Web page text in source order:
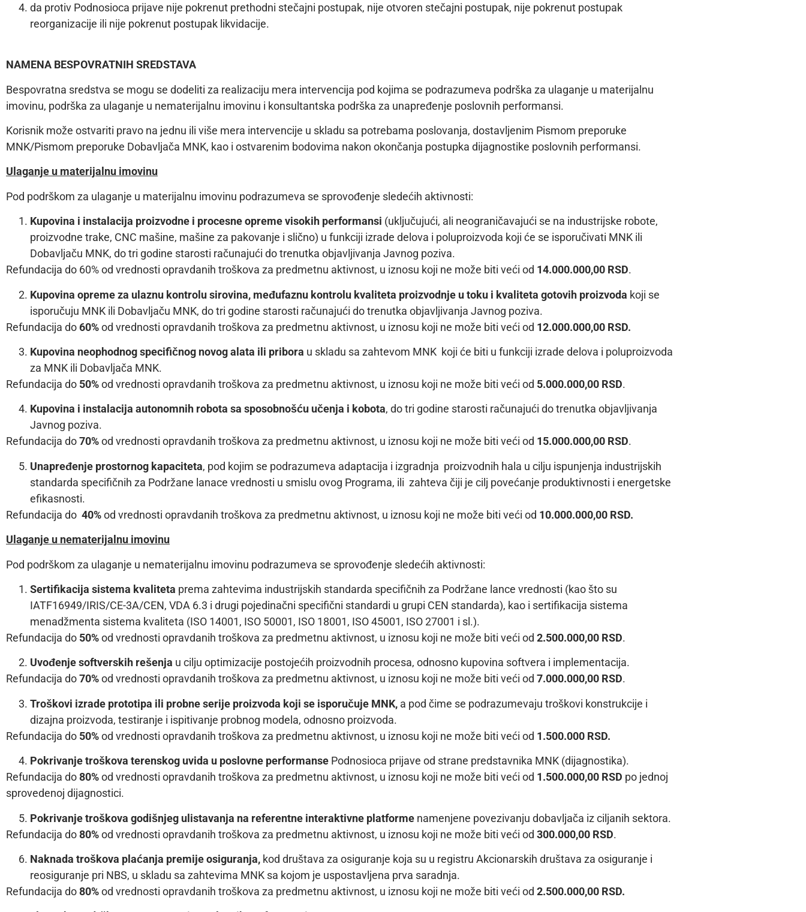
da protiv Podnosioca prijave nije pokrenut prethodni stečajni postupak, nije otvoren stečajni postupak, nije pokrenut postupak
reorganizacije ili nije pokrenut postupak likvidacije.
NAMENA BESPOVRATNIH SREDSTAVA
Bespovratna sredstva se mogu se dodeliti za realizaciju mera intervencija pod kojima se podrazumeva podrška za ulaganje u materijalnu
imovinu, podrška za ulaganje u nematerijalnu imovinu i konsultantska podrška za unapređenje poslovnih performansi.
Korisnik može ostvariti pravo na jednu ili više mera intervencije u skladu sa potrebama poslovanja, dostavljenim Pismom preporuke
MNK/Pismom preporuke Dobavljača MNK, kao i ostvarenim bodovima nakon okončanja postupka dijagnostike poslovnih performansi.
Ulaganje u materijalnu imovinu
Pod podrškom za ulaganje u materijalnu imovinu podrazumeva se sprovođenje sledećih aktivnosti:
Kupovina i instalacija proizvodne i procesne opreme visokih performansi (uključujući, ali neograničavajući se na industrijske robote,
proizvodne trake, CNC mašine, mašine za pakovanje i slično) u funkciji izrade delova i poluproizvoda koji će se isporučivati MNK ili
Dobavljaču MNK, do tri godine starosti računajući do trenutka objavljivanja Javnog poziva.
Refundacija do 60% od vrednosti opravdanih troškova za predmetnu aktivnost, u iznosu koji ne može biti veći od 14.000.000,00 RSD.
Kupovina opreme za ulaznu kontrolu sirovina, međufaznu kontrolu kvaliteta proizvodnje u toku i kvaliteta gotovih proizvoda koji se
isporučuju MNK ili Dobavljaču MNK, do tri godine starosti računajući do trenutka objavljivanja Javnog poziva.
Refundacija do60%od vrednosti opravdanih troškova za predmetnu aktivnost, u iznosu koji ne može biti veći od 12.000.000,00 RSD.
Kupovina neophodnog specifičnog novog alata ili pribora u skladu sa zahtevom MNK koji će biti u funkciji izrade delova i poluproizvoda
za MNK ili Dobavljača MNK.
Refundacija do 50%od vrednosti opravdanih troškova za predmetnu aktivnost, u iznosu koji ne može biti veći od 5.000.000,00 RSD.
Kupovina i instalacija autonomnih robota sa sposobnošću učenja i kobota, do tri godine starosti računajući do trenutka objavljivanja
Javnog poziva.
Refundacija do70%od vrednosti opravdanih troškova za predmetnu aktivnost, u iznosu koji ne može biti veći od 15.000.000,00 RSD.
Unapređenje prostornog kapaciteta, pod kojim se podrazumeva adaptacija i izgradnja proizvodnih hala u cilju ispunjenja industrijskih
standarda specifičnih za Podržane lanace vrednosti u smislu ovog Programa, ili zahteva čiji je cilj povećanje produktivnosti i energetske
efikasnosti.
Refundacija do 40%od vrednosti opravdanih troškova za predmetnu aktivnost, u iznosu koji ne može biti veći od 10.000.000,00 RSD.
Ulaganje u nematerijalnu imovinu
Pod podrškom za ulaganje u nematerijalnu imovinu podrazumeva se sprovođenje sledećih aktivnosti:
Sertifikacija sistema kvaliteta prema zahtevima industrijskih standarda specifičnih za Podržane lance vrednosti (kao što su
IATF16949/IRIS/CE-3A/CEN, VDA 6.3 i drugi pojedinačni specifični standardi u grupi CEN standarda), kao i sertifikacija sistema
menadžmenta sistema kvaliteta (ISO 14001, ISO 50001, ISO 18001, ISO 45001, ISO 27001 i sl.).
Refundacija do 50%od vrednosti opravdanih troškova za predmetnu aktivnost, u iznosu koji ne može biti veći od 2.500.000,00 RSD.
Uvođenje softverskih rešenja u cilju optimizacije postojećih proizvodnih procesa, odnosno kupovina softvera i implementacija.
Refundacija do70%od vrednosti opravdanih troškova za predmetnu aktivnost, u iznosu koji ne može biti veći od 7.000.000,00 RSD.
Troškovi izrade prototipa ili probne serije proizvoda koji se isporučuje MNK, a pod čime se podrazumevaju troškovi konstrukcije i
dizajna proizvoda, testiranje i ispitivanje probnog modela, odnosno proizvoda.
Refundacija do 50%od vrednosti opravdanih troškova za predmetnu aktivnost, u iznosu koji ne može biti veći od 1.500.000 RSD.
Pokrivanje troškova terenskog uvida u poslovne performanse Podnosioca prijave od strane predstavnika MNK (dijagnostika).
Refundacija do80%od vrednosti opravdanih troškova za predmetnu aktivnost, u iznosu koji ne može biti veći od 1.500.000,00 RSD po jednoj
sprovedenoj dijagnostici.
Pokrivanje troškova godišnjeg ulistavanja na referentne interaktivne platforme namenjene povezivanju dobavljača iz ciljanih sektora.
Refundacija do80%od vrednosti opravdanih troškova za predmetnu aktivnost, u iznosu koji ne može biti veći od 300.000,00 RSD.
Naknada troškova plaćanja premije osiguranja, kod društava za osiguranje koja su u registru Akcionarskih društava za osiguranje i
reosiguranje pri NBS, u skladu sa zahtevima MNK sa kojom je uspostavljena prva saradnja.
Refundacija do80%od vrednosti opravdanih troškova za predmetnu aktivnost, u iznosu koji ne može biti veći od 2.500.000,00 RSD.